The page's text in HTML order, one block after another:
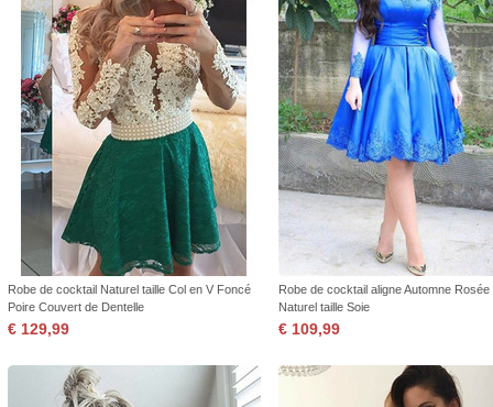
Robe de cocktail Naturel taille Col en V Foncé
Poire Couvert de Dentelle
€ 129,99
Robe de cocktail aligne Automne Rosée
Naturel taille Soie
€ 109,99